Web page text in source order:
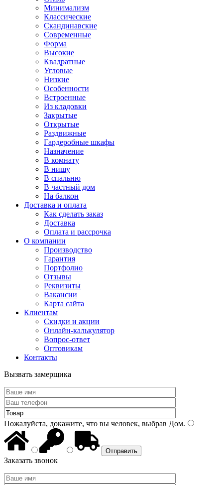
Минимализм
Классические
Скандинавские
Современные
Форма
Высокие
Квадратные
Угловые
Низкие
Особенности
Встроенные
Из кладовки
Закрытые
Открытые
Раздвижные
Гардеробные шкафы
Назначение
В комнату
В нишу
В спальню
В частный дом
На балкон
Доставка и оплата
Как сделать заказ
Доставка
Оплата и рассрочка
О компании
Производство
Гарантия
Портфолио
Отзывы
Реквизиты
Вакансии
Карта сайта
Клиентам
Скидки и акции
Онлайн-калькулятор
Вопрос-ответ
Оптовикам
Контакты
Вызвать замерщика
Пожалуйста, докажите, что вы человек, выбрав Дом.
Заказать звонок